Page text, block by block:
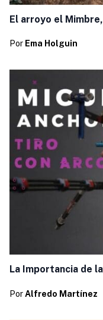
El arroyo el
Por Ema Holguin
La Importancia de
Por Alfredo Martínez